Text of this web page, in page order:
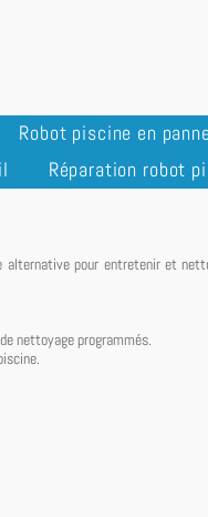
Robot piscine en panne
Réparation robot
alternative pour entretenir et
nettoyage programmés.